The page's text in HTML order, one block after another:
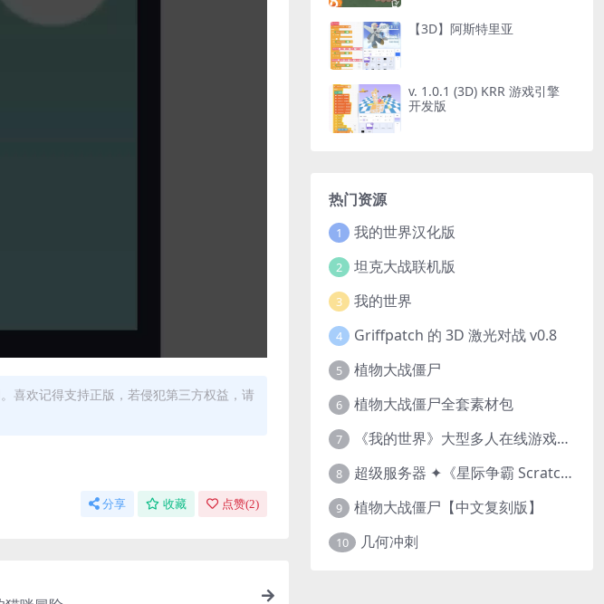
喜欢记得支持正版，若侵犯第三方权益，请
分享 收藏 点赞(2)
【3D】阿斯特里亚
v. 1.0.1 (3D) KRR 游戏引擎
开发版
热门资源
1 我的世界汉化版
2 坦克大战联机版
3 我的世界
4 Griffpatch 的 3D 激光对战 v0.8
5 植物大战僵尸
6 植物大战僵尸全套素材包
7 《我的世界》大型多人在线游戏（MMO）v1.7
8 超级服务器 ✦《星际争霸 Scratch（经典版本）》
9 植物大战僵尸【中文复刻版】
10 几何冲刺